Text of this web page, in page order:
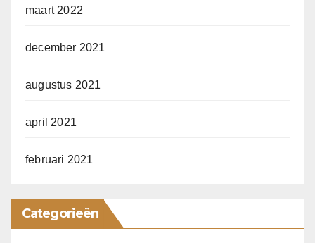
maart 2022
december 2021
augustus 2021
april 2021
februari 2021
Categorieën